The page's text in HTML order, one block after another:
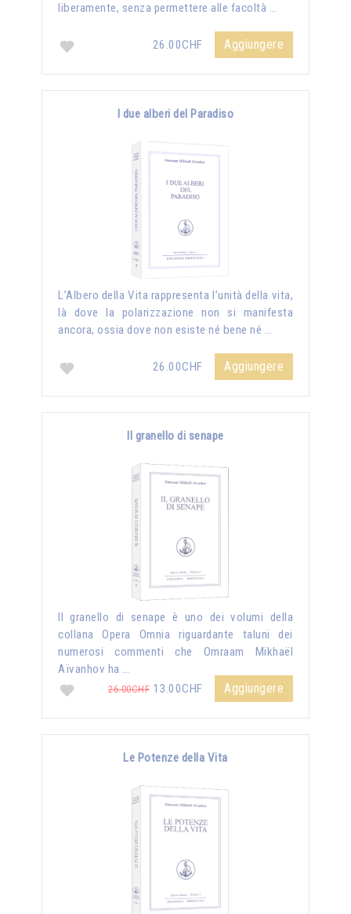
liberamente, senza permettere alle facoltà …
26.00CHF Aggiungere
I due alberi del Paradiso
L’Albero della Vita rappresenta l’unità della vita,
là dove la polarizzazione non si manifesta
ancora, ossia dove non esiste né bene né …
26.00CHF Aggiungere
Il granello di senape
Il granello di senape è uno dei volumi della
collana Opera Omnia riguardante taluni dei
numerosi commenti che Omraam Mikhaël
Aïvanhov ha …
26.00CHF 13.00CHF Aggiungere
Le Potenze della Vita